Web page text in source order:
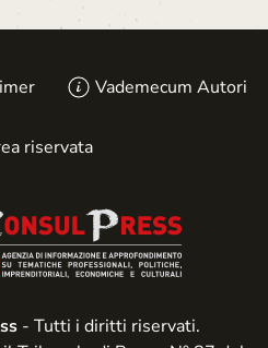
Vademecum Autori
riservata
- Tutti i diritti riservati.